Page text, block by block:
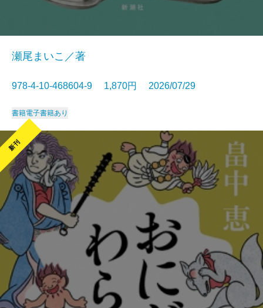
瀬尾まいこ／著
978-4-10-468604-9 1,870円 2026/07/29
書籍電子書籍あり
新刊